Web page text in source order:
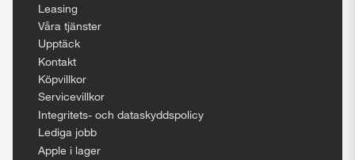
Leasing
Våra tjänster
Upptäck
Kontakt
Köpvillkor
Servicevillkor
Integritets- och dataskyddspolicy
Lediga jobb
Apple i lager